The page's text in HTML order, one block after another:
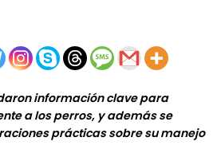
información clave para
a los perros, y además se
prácticas sobre su manejo